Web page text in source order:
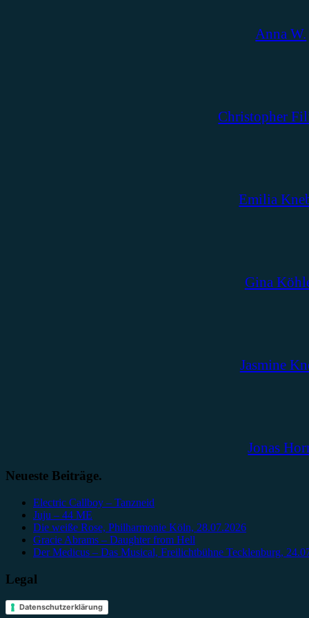
Anna W.
Christopher
Emilia
Gina
Jasmine
Jonas
Neueste Beiträge.
Electric Callboy – Tanzneid
Juju – 44 ME
Die weiße Rose, Philharmonie Köln, 28.07.2026
Gracie Abrams – Daughter from Hell
Der Medicus – Das Musical, Freilichtbühne Tecklenburg,
Legal
Datenschutzerklärung